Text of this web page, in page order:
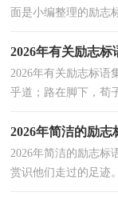
面是小编整理的励志
2026年有关励志标
2026年有关励志标
乎道；路在脚下，荀
2026年简洁的励志
2026年简洁的励志
赏识他们走过的足迹